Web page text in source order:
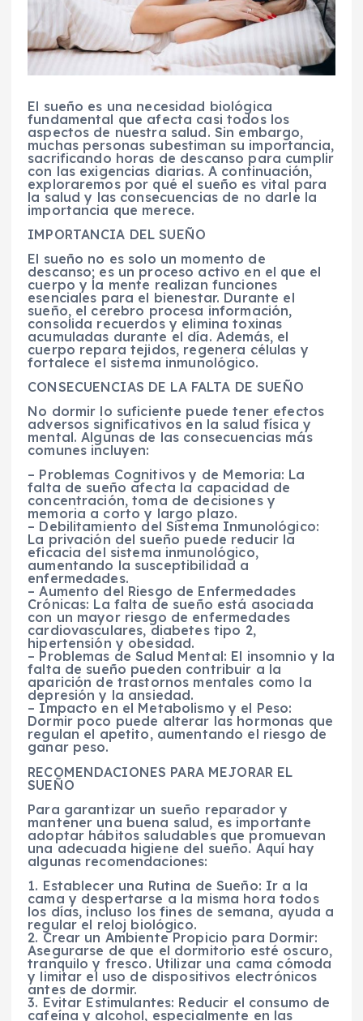
El sueño es una necesidad biológica
fundamental que afecta casi todos los
aspectos de nuestra salud. Sin embargo,
muchas personas subestiman su importancia,
sacrificando horas de descanso para cumplir
con las exigencias diarias. A continuación,
exploraremos por qué el sueño es vital para
la salud y las consecuencias de no darle la
importancia que merece.
IMPORTANCIA DEL SUEÑO
El sueño no es solo un momento de
descanso; es un proceso activo en el que el
cuerpo y la mente realizan funciones
esenciales para el bienestar. Durante el
sueño, el cerebro procesa información,
consolida recuerdos y elimina toxinas
acumuladas durante el día. Además, el
cuerpo repara tejidos, regenera células y
fortalece el sistema inmunológico.
CONSECUENCIAS DE LA FALTA DE SUEÑO
No dormir lo suficiente puede tener efectos
adversos significativos en la salud física y
mental. Algunas de las consecuencias más
comunes incluyen:
– Problemas Cognitivos y de Memoria: La
falta de sueño afecta la capacidad de
concentración, toma de decisiones y
memoria a corto y largo plazo.
– Debilitamiento del Sistema Inmunológico:
La privación del sueño puede reducir la
eficacia del sistema inmunológico,
aumentando la susceptibilidad a
enfermedades.
– Aumento del Riesgo de Enfermedades
Crónicas: La falta de sueño está asociada
con un mayor riesgo de enfermedades
cardiovasculares, diabetes tipo 2,
hipertensión y obesidad.
– Problemas de Salud Mental: El insomnio y la
falta de sueño pueden contribuir a la
aparición de trastornos mentales como la
depresión y la ansiedad.
– Impacto en el Metabolismo y el Peso:
Dormir poco puede alterar las hormonas que
regulan el apetito, aumentando el riesgo de
ganar peso.
RECOMENDACIONES PARA MEJORAR EL
SUEÑO
Para garantizar un sueño reparador y
mantener una buena salud, es importante
adoptar hábitos saludables que promuevan
una adecuada higiene del sueño. Aquí hay
algunas recomendaciones:
1. Establecer una Rutina de Sueño: Ir a la
cama y despertarse a la misma hora todos
los días, incluso los fines de semana, ayuda a
regular el reloj biológico.
2. Crear un Ambiente Propicio para Dormir:
Asegurarse de que el dormitorio esté oscuro,
tranquilo y fresco. Utilizar una cama cómoda
y limitar el uso de dispositivos electrónicos
antes de dormir.
3. Evitar Estimulantes: Reducir el consumo de
cafeína y alcohol, especialmente en las